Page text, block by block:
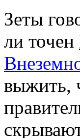
Зеты
ли точен
выжить,